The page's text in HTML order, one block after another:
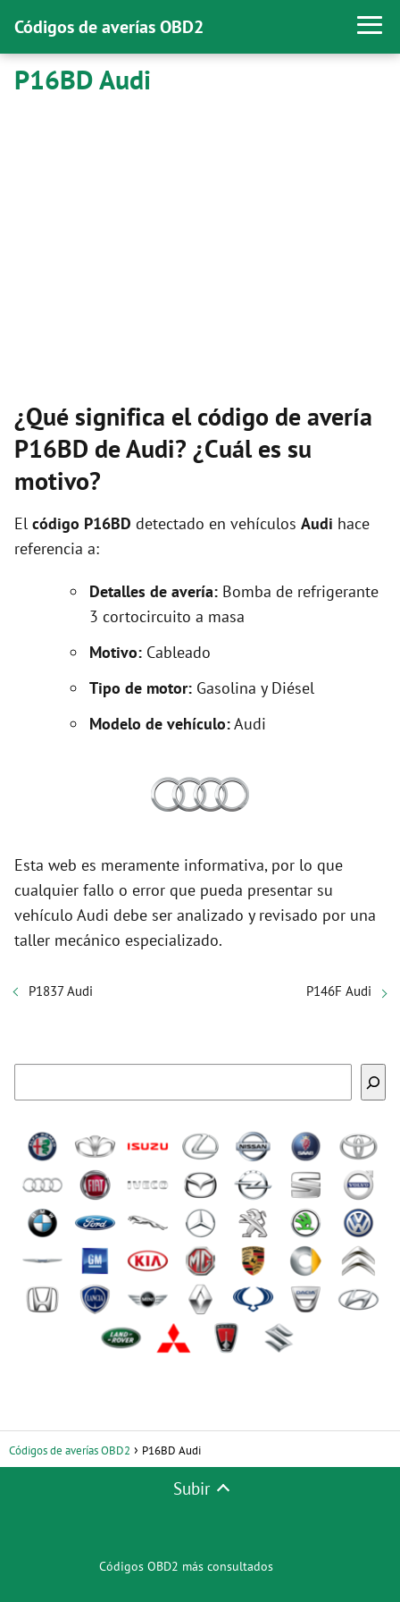
Códigos de averías OBD2
P16BD Audi
¿Qué significa el código de avería
P16BD de Audi? ¿Cuál es su
motivo?
El código P16BD detectado en vehículos Audi hace
referencia a:
Detalles de avería: Bomba de refrigerante
3 cortocircuito a masa
Motivo: Cableado
Tipo de motor: Gasolina y Diésel
Modelo de vehículo:Audi
Esta web es meramente informativa, por lo que
cualquier fallo o error que pueda presentar su
vehículo Audi debe ser analizado y revisado por una
taller mecánico especializado.
P1837 Audi P146F Audi
Códigos de averías OBD2 P16BD Audi
Subir
Códigos OBD2 más consultados